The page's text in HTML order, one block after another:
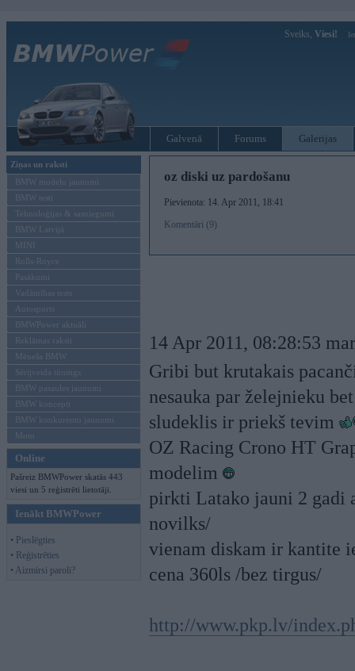
Sveiks, Viesi!
Galvenā Forums Galerijas
Ziņas un raksti
BMW modeļu jaunumi
BMW testi
Tehnoloģijas & sasniegumi
BMW Latvijā
MINI
Rolls-Royce
Pasākumi
Vadāmības tests
Autosports
BMWPower aktuāli
Reklāmas raksti
Mēneša BMW
Sērijveida tūnings
BMW pasaules jaunumi
BMW koncepti
BMW konkurentu jaunumi
Moto
Online
Pašreiz BMWPower skatās 443
viesi un 5 reģistrēti lietotāji.
Ienākt BMWPower
• Pieslēgties
• Reģistrēties
• Aizmirsi paroli?
oz diski uz pardošanu
Pievienota: 14. Apr 2011, 18:41
Komentāri (9)
14 Apr 2011, 08:28:53
Gribi but krutakais
nesauka par želejnieku
sludeklis ir priekš tevim
OZ Racing Crono HT
modelim
pirkti Latako jauni 2 gadi
novilks/
vienam diskam ir kantite
cena 360ls /bez tirgus/
http://www.pkp.lv/